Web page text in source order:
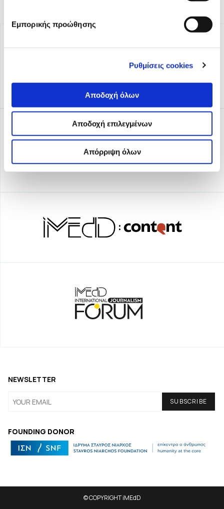
Εμπορικής προώθησης
Ρυθμίσεις cookies
Αποδοχή όλων
Αποδοχή επιλεγμένων
Απόρριψη όλων
FOUNDING DONOR
NEWSLETTER
© COPYRIGHT iMEdD